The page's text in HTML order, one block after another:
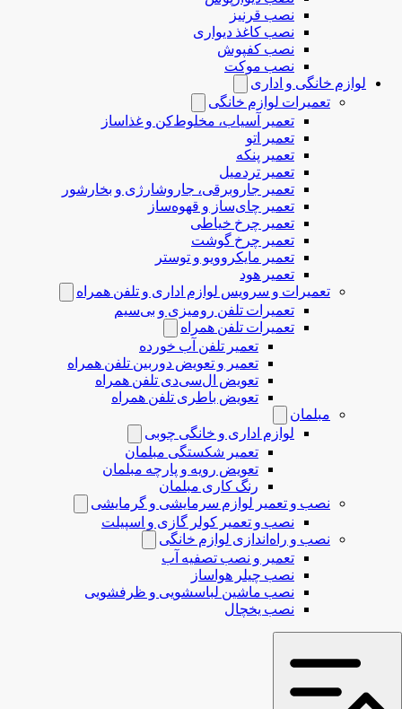
نصب قرنیز
نصب کاغذ دیواری
نصب کفپوش
نصب موکت
لوازم خانگی و اداری
تعمیرات لوازم خانگی
تعمیر آسیاب، مخلوط‌کن و غذاساز
تعمیر اتو
تعمیر پنکه
تعمیر تردمیل
تعمیر جاروبرقی، جاروشارژی و بخارشور
تعمیر چای‌ساز و قهوه‌ساز
تعمیر چرخ خیاطی
تعمیر چرخ گوشت
تعمیر مایکروویو و توستر
تعمیر هود
تعمیرات و سرویس لوازم اداری و تلفن همراه
تعمیرات تلفن رومیزی و بی‌سیم
تعمیرات تلفن همراه
تعمیر تلفن آب خورده
تعمیر و تعویض دوربین تلفن همراه
تعویض ال‌سی‌دی تلفن همراه
تعویض باطری تلفن همراه
مبلمان
لوازم اداری و خانگی چوبی
تعمیر شکستگی مبلمان
تعویض رویه و پارچه مبلمان
رنگ کاری مبلمان
نصب و تعمیر لوازم سرمایشی و گرمایشی
نصب و تعمیر کولر گازی و اسپیلت
نصب و راه‌اندازی لوازم خانگی
تعمیر و نصب تصفیه آب
نصب چیلر هواساز
نصب ماشین لباسشویی و ظرفشویی
نصب یخچال